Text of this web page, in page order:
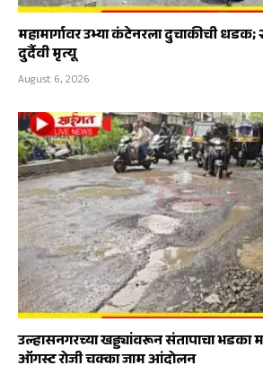
महामार्गावर उभ्या कंटेनरला दुचाकीची धडक;
दुर्दैवी मृत्यू
August 6, 2026
उल्हासनगरच्या खड्ड्यांवरून संतापाचा भडका
ऑगस्ट रोजी चक्का जाम आंदोलन